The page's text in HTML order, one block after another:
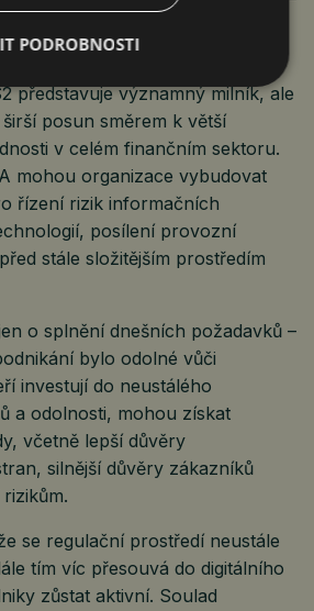
DORA coby vertikální regulace
představuje významný milník, ale
posun směrem k větší
v celém finančním sektoru.
mohou organizace vybudovat
řízení rizik informačních
posílení provozní
stále složitějším prostředím
o splnění dnešních požadavků –
bylo odolné vůči
investují do neustálého
a odolnosti, mohou získat
včetně lepší důvěry
silnější důvěry zákazníků
se regulační prostředí neustále
tím víc přesouvá do digitálního
zůstat aktivní. Soulad
PODROBNOSTI